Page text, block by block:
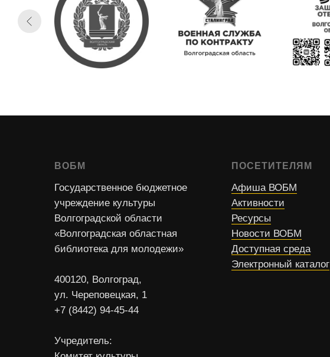
ВОБМ
Государственное бюджетное
учреждение культуры
Волгоградской области
«Волгоградская областная
библиотека для молодежи»
400120, Волгоград,
ул. Череповецкая, 1
+7 (8442) 94-45-44
Учредитель:
ПОСЕТИТЕЛЯМ
Афиша ВОБМ
Активности
Ресурсы
Новости ВОБМ
Доступная среда
Электронный каталог